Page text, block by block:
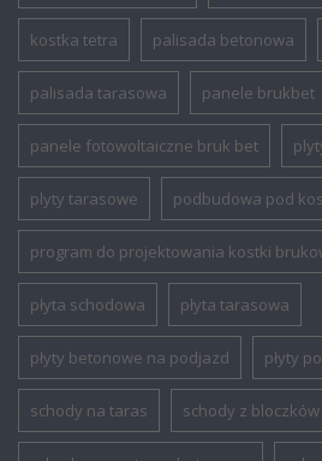
kostka tetra palisada betonowa
palisada tarasowa panele brukbet
panele fotowoltaiczne bruk bet
plyty tarasowe podbudowa pod
program do projektowania kostki
płyta schodowa płyta tarasowa
płyty betonowe na podjazd płyty
schody na taras schody z